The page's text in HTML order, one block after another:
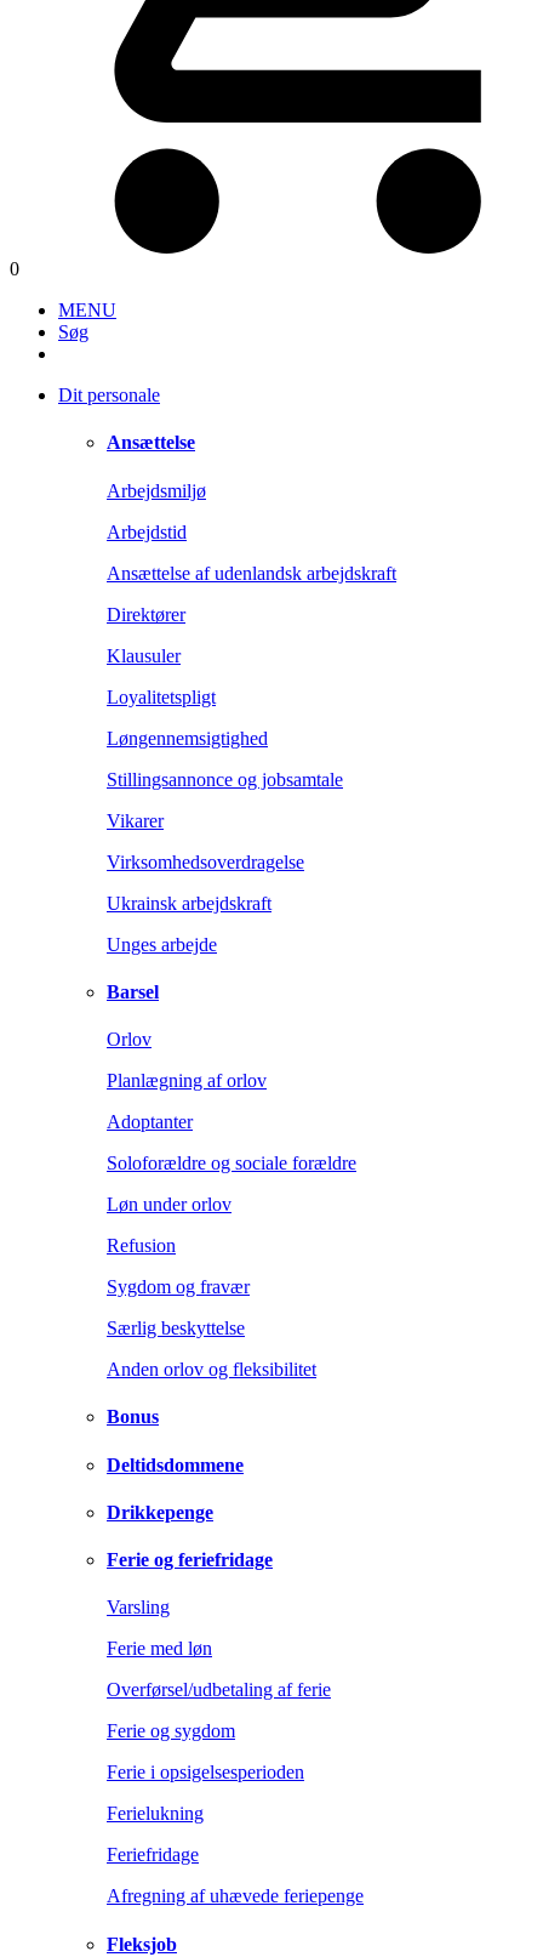
0
MENU
Søg
Dit personale
Ansættelse
Arbejdsmiljø
Arbejdstid
Ansættelse af udenlandsk arbejdskraft
Direktører
Klausuler
Loyalitetspligt
Løngennemsigtighed
Stillingsannonce og jobsamtale
Vikarer
Virksomhedsoverdragelse
Ukrainsk arbejdskraft
Unges arbejde
Barsel
Orlov
Planlægning af orlov
Adoptanter
Soloforældre og sociale forældre
Løn under orlov
Refusion
Sygdom og fravær
Særlig beskyttelse
Anden orlov og fleksibilitet
Bonus
Deltidsdommene
Drikkepenge
Ferie og feriefridage
Varsling
Ferie med løn
Overførsel/udbetaling af ferie
Ferie og sygdom
Ferie i opsigelsesperioden
Ferielukning
Feriefridage
Afregning af uhævede feriepenge
Fleksjob